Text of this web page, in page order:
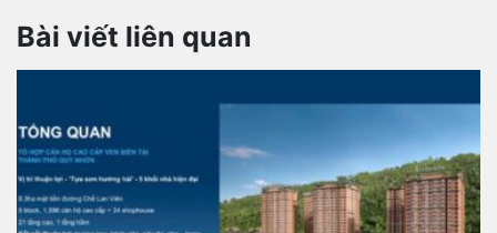
Bài viết liên quan